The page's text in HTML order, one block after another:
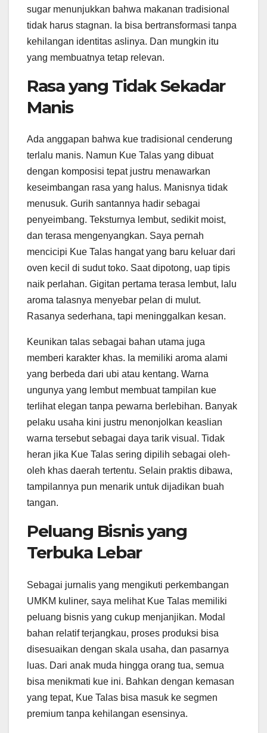
sugar menunjukkan bahwa makanan tradisional
tidak harus stagnan. Ia bisa bertransformasi tanpa
kehilangan identitas aslinya. Dan mungkin itu
yang membuatnya tetap relevan.
Rasa yang Tidak Sekadar
Manis
Ada anggapan bahwa kue tradisional cenderung
terlalu manis. Namun Kue Talas yang dibuat
dengan komposisi tepat justru menawarkan
keseimbangan rasa yang halus. Manisnya tidak
menusuk. Gurih santannya hadir sebagai
penyeimbang. Teksturnya lembut, sedikit moist,
dan terasa mengenyangkan. Saya pernah
mencicipi Kue Talas hangat yang baru keluar dari
oven kecil di sudut toko. Saat dipotong, uap tipis
naik perlahan. Gigitan pertama terasa lembut, lalu
aroma talasnya menyebar pelan di mulut.
Rasanya sederhana, tapi meninggalkan kesan.
Keunikan talas sebagai bahan utama juga
memberi karakter khas. Ia memiliki aroma alami
yang berbeda dari ubi atau kentang. Warna
ungunya yang lembut membuat tampilan kue
terlihat elegan tanpa pewarna berlebihan. Banyak
pelaku usaha kini justru menonjolkan keaslian
warna tersebut sebagai daya tarik visual. Tidak
heran jika Kue Talas sering dipilih sebagai oleh-
oleh khas daerah tertentu. Selain praktis dibawa,
tampilannya pun menarik untuk dijadikan buah
tangan.
Peluang Bisnis yang
Terbuka Lebar
Sebagai jurnalis yang mengikuti perkembangan
UMKM kuliner, saya melihat Kue Talas memiliki
peluang bisnis yang cukup menjanjikan. Modal
bahan relatif terjangkau, proses produksi bisa
disesuaikan dengan skala usaha, dan pasarnya
luas. Dari anak muda hingga orang tua, semua
bisa menikmati kue ini. Bahkan dengan kemasan
yang tepat, Kue Talas bisa masuk ke segmen
premium tanpa kehilangan esensinya.